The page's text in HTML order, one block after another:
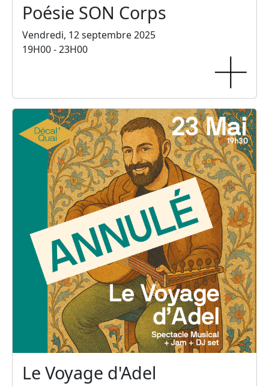
Poésie SON Corps
Vendredi, 12 septembre 2025
19H00 - 23H00
Le Voyage d'Adel